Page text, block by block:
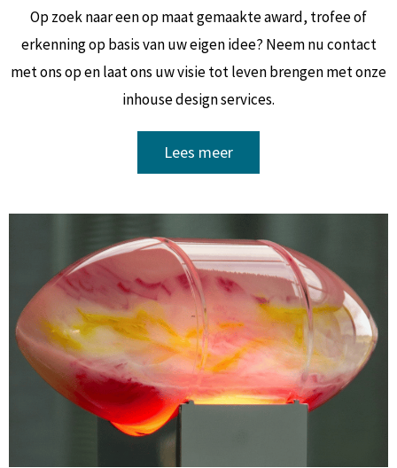
Op zoek naar een op maat gemaakte award, trofee of
erkenning op basis van uw eigen idee? Neem nu contact
met ons op en laat ons uw visie tot leven brengen met onze
inhouse design services.
Lees meer